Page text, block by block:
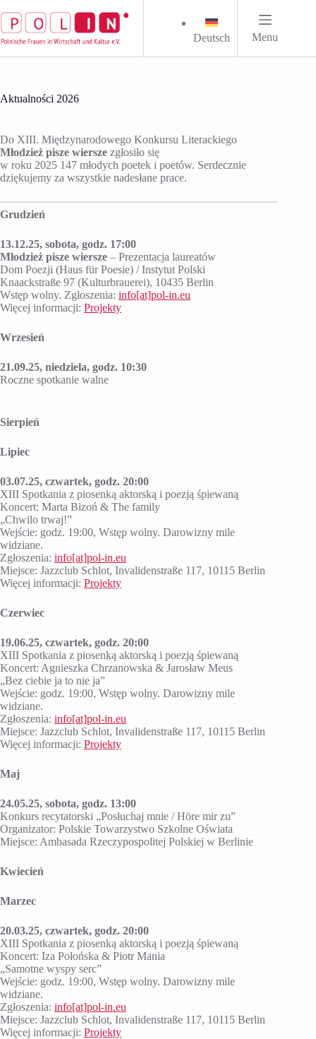
do
treści
Deutsch Menu
Aktualności 2026
Do XIII. Międzynarodowego Konkursu Literackiego
Młodzież pisze wiersze zgłosiło się
w roku 2025 147 młodych poetek i poetów. Serdecznie
dziękujemy za wszystkie nadesłane prace.
Grudzień
13.12.25, sobota, godz. 17:00
Młodzież pisze wiersze – Prezentacja laureatów
Dom Poezji (Haus für Poesie) / Instytut Polski
Knaackstraße 97 (Kulturbrauerei), 10435 Berlin
Wstęp wolny. Zgłoszenia: info[at]pol-in.eu
Więcej informacji: Projekty
Wrzesień
21.09.25, niedziela, godz. 10:30
Roczne spotkanie walne
Sierpień
Lipiec
03.07.25, czwartek, godz. 20:00
XIII Spotkania z piosenką aktorską i poezją śpiewaną
Koncert: Marta Bizoń & The family
„Chwilo trwaj!”
Wejście: godz. 19:00, Wstęp wolny. Darowizny mile
widziane.
Zgłoszenia: info[at]pol-in.eu
Miejsce: Jazzclub Schlot, Invalidenstraße 117, 10115 Berlin
Więcej informacji: Projekty
Czerwiec
19.06.25, czwartek, godz. 20:00
XIII Spotkania z piosenką aktorską i poezją śpiewaną
Koncert: Agnieszka Chrzanowska & Jarosław Meus
„Bez ciebie ja to nie ja”
Wejście: godz. 19:00, Wstęp wolny. Darowizny mile
widziane.
Zgłoszenia: info[at]pol-in.eu
Miejsce: Jazzclub Schlot, Invalidenstraße 117, 10115 Berlin
Więcej informacji: Projekty
Maj
24.05.25, sobota, godz. 13:00
Konkurs recytatorski „Posłuchaj mnie / Höre mir zu”
Organizator: Polskie Towarzystwo Szkolne Oświata
Miejsce: Ambasada Rzeczypospolitej Polskiej w Berlinie
Kwiecień
Marzec
20.03.25, czwartek, godz. 20:00
XIII Spotkania z piosenką aktorską i poezją śpiewaną
Koncert: Iza Połońska & Piotr Mania
„Samotne wyspy serc”
Wejście: godz. 19:00, Wstęp wolny. Darowizny mile
widziane.
Zgłoszenia: info[at]pol-in.eu
Miejsce: Jazzclub Schlot, Invalidenstraße 117, 10115 Berlin
Więcej informacji: Projekty